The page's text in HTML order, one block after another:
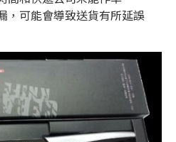
，可能會導致送貨有所延誤